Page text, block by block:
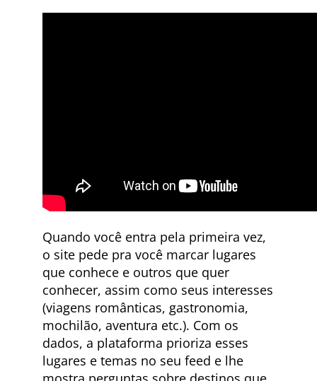
Quando você entra pela primeira vez,
o site pede pra você marcar lugares
que conhece e outros que quer
conhecer, assim como seus interesses
(viagens românticas, gastronomia,
mochilão, aventura etc.). Com os
dados, a plataforma prioriza esses
lugares e temas no seu feed e lhe